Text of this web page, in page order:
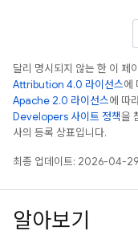
달리 명시되지 않는 한 이 페
Attribution 4.0 라이선스에
Apache 2.0 라이선스에 따
Developers 사이트 정책을
사의 등록 상표입니다.
최종 업데이트: 2026-04-
알아보기